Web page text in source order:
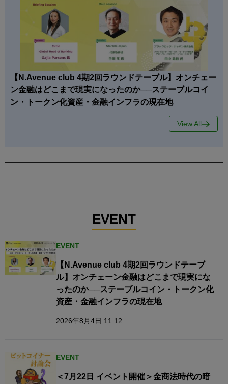
【N.Avenue club 4期2回ラウンドテーブル】オンチェー
ン金融はどこまで現実になったのか──ステーブルコイ
ン・トークン化資産・金融インフラの現在地
View All
EVENT
EVENT
【N.Avenue club 4期2回ラウンドテーブ
ル】オンチェーン金融はどこまで現実にな
ったのか──ステーブルコイン・トークン化
資産・金融インフラの現在地
2026年8月4日 11:12
EVENT
＜7月22日 イベント開催＞金商法時代の暗